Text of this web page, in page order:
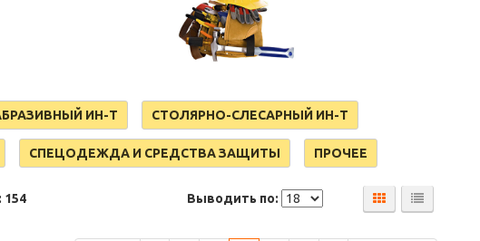
ИН-Т СТОЛЯРНО-СЛЕСАРНЫЙ ИН-Т
СПЕЦОДЕЖДА И СРЕДСТВА ЗАЩИТЫ ПРОЧЕЕ
Выводить по:
154